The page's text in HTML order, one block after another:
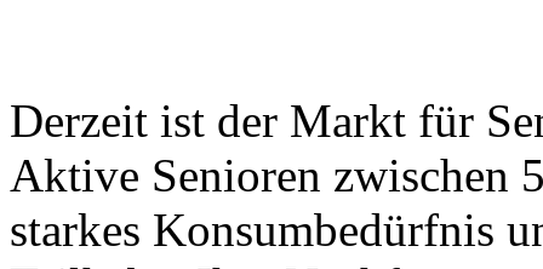
Derzeit ist der Markt für
Aktive Senioren zwischen
starkes Konsumbedürfnis